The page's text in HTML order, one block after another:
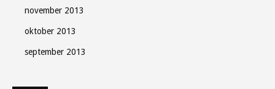
november 2013
oktober 2013
september 2013